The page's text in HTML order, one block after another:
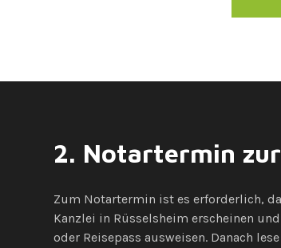
2. Notartermin
Zum Notartermin ist es erforderlich,
Kanzlei in Rüsselsheim erscheinen
oder Reisepass ausweisen. Danach